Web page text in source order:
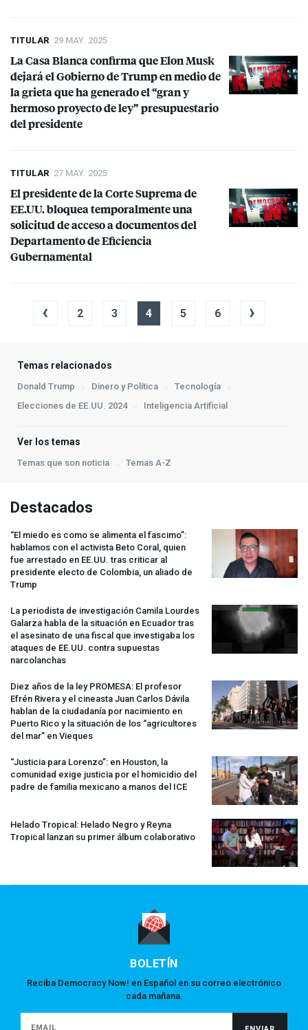
TITULAR 29 MAY. 2025
La Casa Blanca confirma que Elon Musk
dejará el Gobierno de Trump en medio de
la grieta que ha generado el “gran y
hermoso proyecto de ley” presupuestario
del presidente
TITULAR 27 MAY. 2025
El presidente de la Corte Suprema de
EE.UU. bloquea temporalmente una
solicitud de acceso a documentos del
Departamento de Eficiencia
Gubernamental
‹ 2 3 4 5 6 ›
Temas relacionados
Donald Trump Dinero y Política
Tecnología
Elecciones de EE.UU. 2024
Inteligencia Artificial
Ver los temas
Temas que son noticia Temas A-Z
Destacados
“El miedo es como se alimenta el fascimo”:
hablamos con el activista Beto Coral, quien
fue arrestado en EE.UU. tras criticar al
presidente electo de Colombia, un aliado de
Trump
La periodista de investigación Camila Lourdes
Galarza habla de la situación en Ecuador tras
el asesinato de una fiscal que investigaba los
ataques de EE.UU. contra supuestas
narcolanchas
Diez años de la ley PROMESA: El profesor
Efrén Rivera y el cineasta Juan Carlos Dávila
hablan de la ciudadanía por nacimiento en
Puerto Rico y la situación de los “agricultores
del mar” en Vieques
“Justicia para Lorenzo”: en Houston, la
comunidad exige justicia por el homicidio del
padre de familia mexicano a manos del ICE
Helado Tropical: Helado Negro y Reyna
Tropical lanzan su primer álbum colaborativo
BOLETÍN
Reciba Democracy Now! en Español en su correo electrónico
cada mañana.